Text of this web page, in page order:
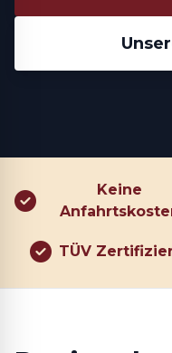
Keine
TÜV